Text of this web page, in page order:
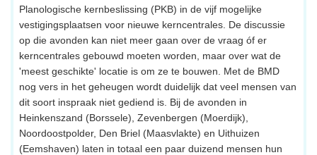
Planologische kernbeslissing (PKB) in de vijf mogelijke
vestigingsplaatsen voor nieuwe kerncentrales. De discussie
op die avonden kan niet meer gaan over de vraag óf er
kerncentrales gebouwd moeten worden, maar over wat de
'meest geschikte' locatie is om ze te bouwen. Met de BMD
nog vers in het geheugen wordt duidelijk dat veel mensen van
dit soort inspraak niet gediend is. Bij de avonden in
Heinkenszand (Borssele), Zevenbergen (Moerdijk),
Noordoostpolder, Den Briel (Maasvlakte) en Uithuizen
(Eemshaven) laten in totaal een paar duizend mensen hun